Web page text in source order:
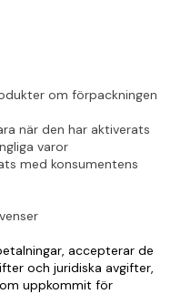
om förpackningen
när den har aktiverats
varor
med konsumentens
accepterar de
och juridiska avgifter,
uppkommit för